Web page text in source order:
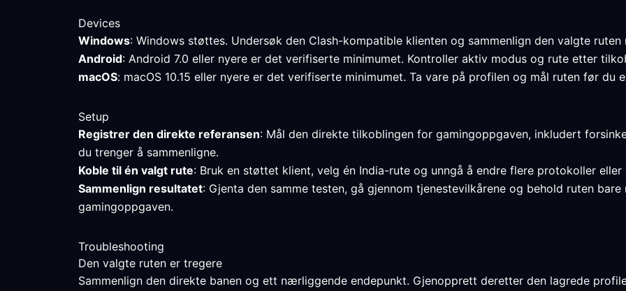
Devices
Windows: Windows støttes. Undersøk den Clash-kompatible klienten og sammenlign den valgte
Android: Android 7.0 eller nyere er det verifiserte minimumet. Kontroller aktiv modus og rute etter
macOS: macOS 10.15 eller nyere er det verifiserte minimumet. Ta vare på profilen og mål ruten før du
Setup
Registrer den direkte referansen: Mål den direkte tilkoblingen for gamingoppgaven, inkludert
du trenger å sammenligne.
Koble til én valgt rute: Bruk en støttet klient, velg én India-rute og unngå å endre flere protokoller eller
Sammenlign resultatet: Gjenta den samme testen, gå gjennom tjenestevilkårene og behold ruten
gamingoppgaven.
Troubleshooting
Den valgte ruten er tregere
Sammenlign den direkte banen og ett nærliggende endepunkt. Gjenopprett deretter den lagrede